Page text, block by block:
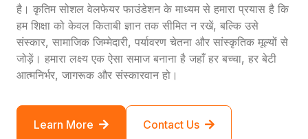
है। कृतिम सोशल वेलफेयर फाउंडेशन के माध्यम से हमारा प्रयास है कि
हम शिक्षा को केवल किताबी ज्ञान तक सीमित न रखें, बल्कि उसे
संस्कार, सामाजिक जिम्मेदारी, पर्यावरण चेतना और सांस्कृतिक मूल्यों से
जोड़ें। हमारा लक्ष्य एक ऐसा समाज बनाना है जहाँ हर बच्चा, हर बेटी
आत्मनिर्भर, जागरूक और संस्कारवान हो।
Learn More Contact Us